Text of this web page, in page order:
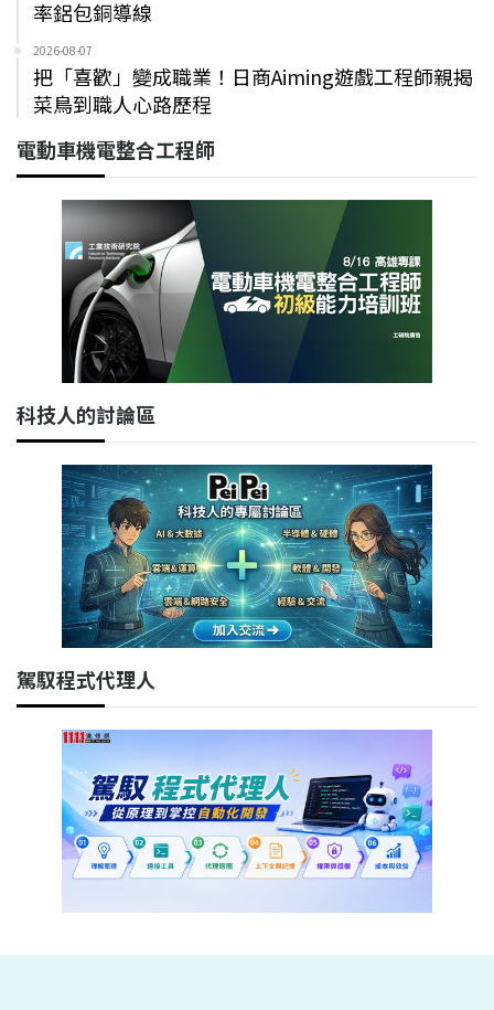
率鋁包銅導線
2026-08-07
把「喜歡」變成職業！日商Aiming遊戲工程師親揭
菜鳥到職人心路歷程
電動車機電整合工程師
科技人的討論區
駕馭程式代理人